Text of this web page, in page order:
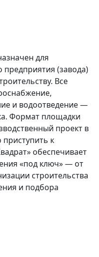
для
(завода)
Все
и водоотведение —
Формат площадки
проект в
к
обеспечивает
«под ключ» — от
строительства
и подбора